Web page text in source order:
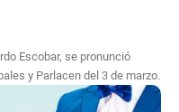
Escobar, se pronunció
y Parlacen del 3 de marzo.